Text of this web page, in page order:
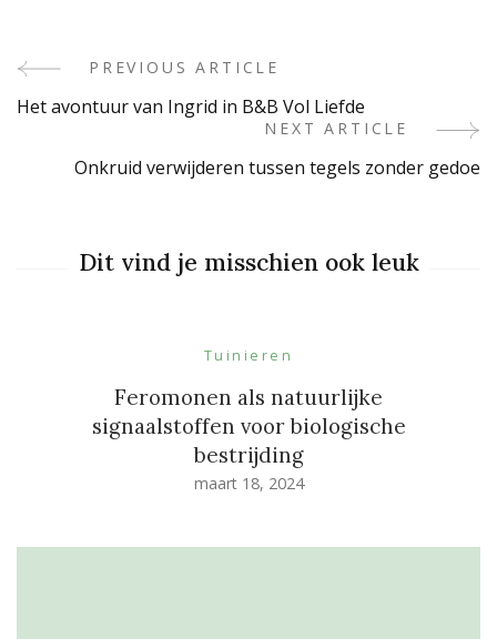
Post
Navigation
PREVIOUS ARTICLE
Het avontuur van Ingrid in B&B Vol Liefde
NEXT ARTICLE
Onkruid verwijderen tussen tegels zonder gedoe
Dit vind je misschien ook leuk
Tuinieren
Feromonen als natuurlijke
signaalstoffen voor biologische
bestrijding
maart 18, 2024